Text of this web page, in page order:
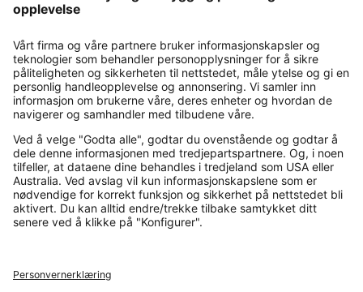
Contact
Payment and Delivery
Kjøp trygt med
Flere nettbutikker
Norge